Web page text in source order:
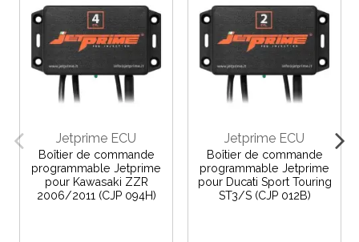
Jetprime ECU
Boîtier de commande
programmable Jetprime
pour Kawasaki ZZR
2006/2011 (CJP 094H)
Jetprime ECU
Boîtier de commande
programmable Jetprime
pour Ducati Sport Touring
ST3/S (CJP 012B)